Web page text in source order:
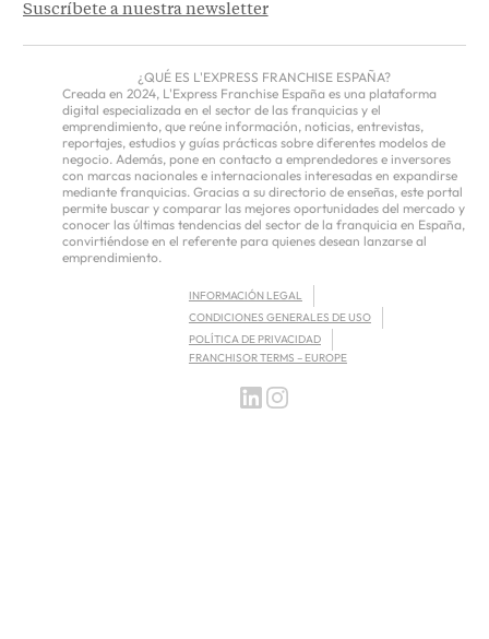
Suscríbete a nuestra newsletter
¿QUÉ ES L'EXPRESS FRANCHISE ESPAÑA?
Creada en 2024, L'Express Franchise España es una plataforma
digital especializada en el sector de las franquicias y el
emprendimiento, que reúne información, noticias, entrevistas,
reportajes, estudios y guías prácticas sobre diferentes modelos de
negocio. Además, pone en contacto a emprendedores e inversores
con marcas nacionales e internacionales interesadas en expandirse
mediante franquicias. Gracias a su directorio de enseñas, este portal
permite buscar y comparar las mejores oportunidades del mercado y
conocer las últimas tendencias del sector de la franquicia en España,
convirtiéndose en el referente para quienes desean lanzarse al
emprendimiento.
INFORMACIÓN LEGAL
CONDICIONES GENERALES DE USO
POLÍTICA DE PRIVACIDAD
FRANCHISOR TERMS – EUROPE